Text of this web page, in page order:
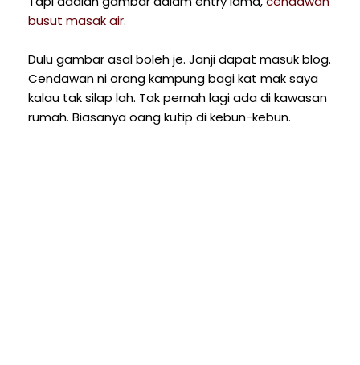
busut masak air.
Dulu gambar asal boleh je. Janji dapat masuk blog.
Cendawan ni orang kampung bagi kat mak saya
kalau tak silap lah. Tak pernah lagi ada di kawasan
rumah. Biasanya oang kutip di kebun-kebun.